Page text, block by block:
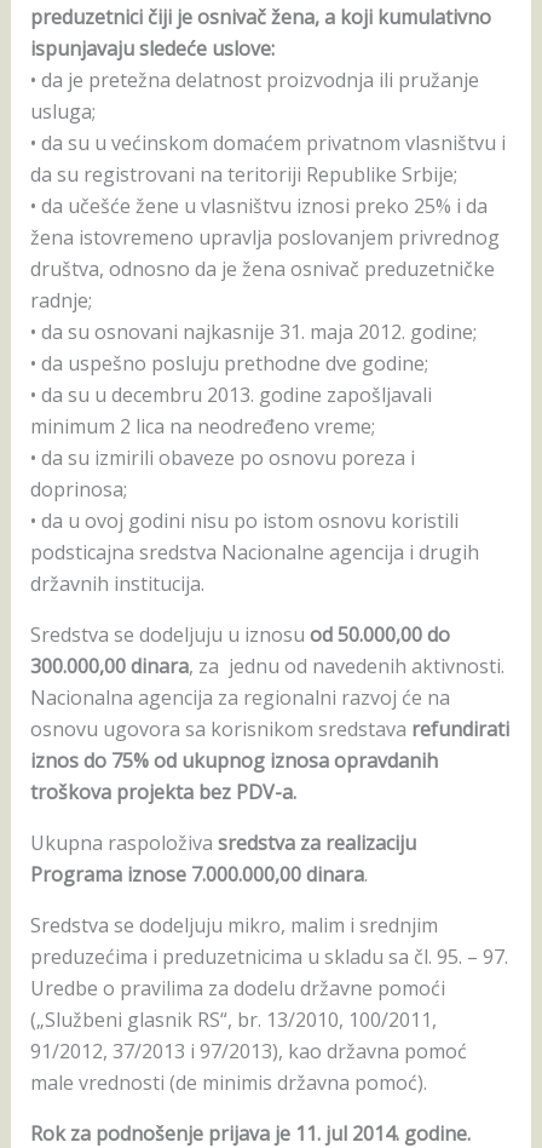
preduzetnici čiji je osnivač žena, a koji kumulativno
ispunjavaju sledeće uslove:
• da je pretežna delatnost proizvodnja ili pružanje
usluga;
• da su u većinskom domaćem privatnom vlasništvu i
da su registrovani na teritoriji Republike Srbije;
• da učešće žene u vlasništvu iznosi preko 25% i da
žena istovremeno upravlja poslovanjem privrednog
društva, odnosno da je žena osnivač preduzetničke
radnje;
• da su osnovani najkasnije 31. maja 2012. godine;
• da uspešno posluju prethodne dve godine;
• da su u decembru 2013. godine zapošljavali
minimum 2 lica na neodređeno vreme;
• da su izmirili obaveze po osnovu poreza i
doprinosa;
• da u ovoj godini nisu po istom osnovu koristili
podsticajna sredstva Nacionalne agencija i drugih
državnih institucija.
Sredstva se dodeljuju u iznosu od 50.000,00 do
300.000,00 dinara, za jednu od navedenih aktivnosti.
Nacionalna agencija za regionalni razvoj će na
osnovu ugovora sa korisnikom sredstava refundirati
iznos do 75% od ukupnog iznosa opravdanih
troškova projekta bez PDV-a.
Ukupna raspoloživa sredstva za realizaciju
Programa iznose 7.000.000,00 dinara.
Sredstva se dodeljuju mikro, malim i srednjim
preduzećima i preduzetnicima u skladu sa čl. 95. – 97.
Uredbe o pravilima za dodelu državne pomoći
(„Službeni glasnik RS“, br. 13/2010, 100/2011,
91/2012, 37/2013 i 97/2013), kao državna pomoć
male vrednosti (de minimis državna pomoć).
Rok za podnošenje prijava je 11. jul 2014. godine.